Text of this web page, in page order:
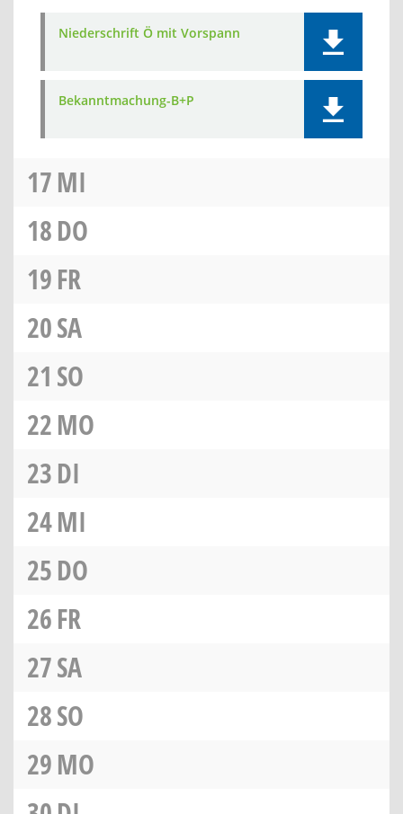
Niederschrift Ö mit Vorspann
Bekanntmachung-B+P
17MI
18DO
19FR
20SA
21 SO
22MO
23DI
24MI
25DO
26FR
27SA
28SO
29MO